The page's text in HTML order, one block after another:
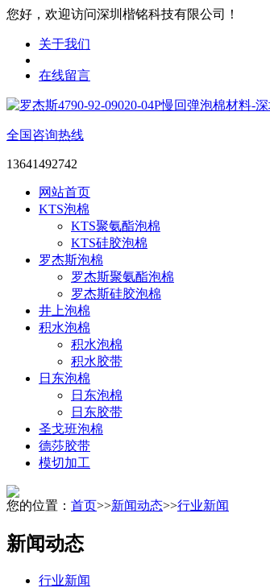
您好，欢迎访问深圳楷铭科技有限公司！
关于我们
在线留言
全国咨询热线
13641492742
网站首页
KTS泡棉
KTS聚氨酯泡棉
KTS硅胶泡棉
罗杰斯泡棉
罗杰斯聚氨酯泡棉
罗杰斯硅胶泡棉
井上泡棉
积水泡棉
积水泡棉
积水胶带
日东泡棉
日东泡棉
日东胶带
圣戈班泡棉
德莎胶带
模切加工
您的位置： 首页>>新闻动态>>行业新闻
新闻动态
行业新闻